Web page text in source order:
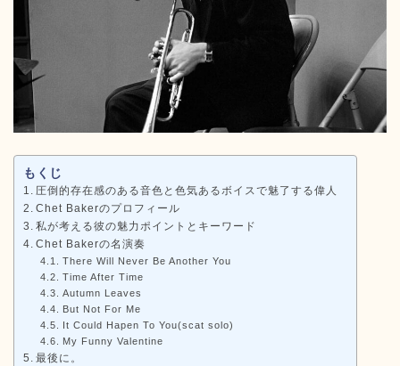
もくじ
圧倒的存在感のある音色と色気あるボイスで魅了する偉人
Chet Bakerのプロフィール
私が考える彼の魅力ポイントとキーワード
Chet Bakerの名演奏
There Will Never Be Another You
Time After Time
Autumn Leaves
But Not For Me
It Could Hapen To You(scat solo)
My Funny Valentine
最後に。